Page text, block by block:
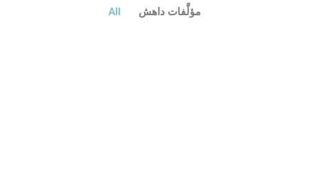
All مؤلَّفات داهش